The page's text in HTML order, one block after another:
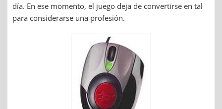
día. En ese momento, el juego deja de convertirse en tal
para considerarse una profesión.